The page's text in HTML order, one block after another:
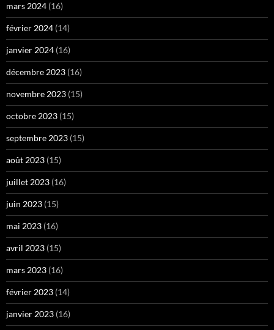
mars 2024 (16)
février 2024 (14)
janvier 2024 (16)
décembre 2023 (16)
novembre 2023 (15)
octobre 2023 (15)
septembre 2023 (15)
août 2023 (15)
juillet 2023 (16)
juin 2023 (15)
mai 2023 (16)
avril 2023 (15)
mars 2023 (16)
février 2023 (14)
janvier 2023 (16)